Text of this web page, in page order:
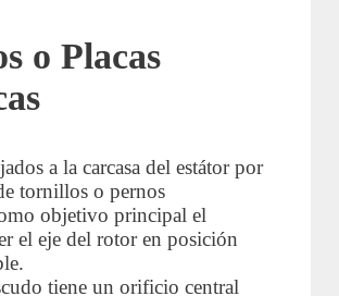
o Placas
a la carcasa del estátor por
tornillos o pernos
objetivo principal el
el eje del rotor en posición
tiene un orificio central